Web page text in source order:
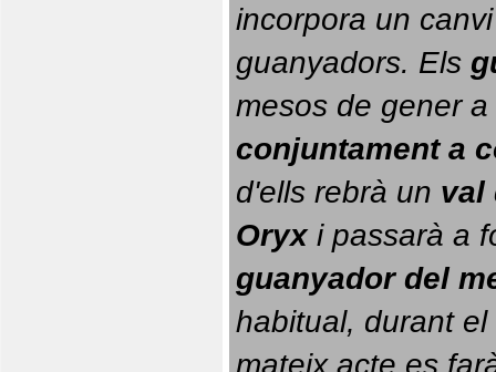
incorpora un
guanyadors. Els
conjuntament a
d'ells rebrà un val
Oryx i passarà a
guanyador del
habitual, durant el
mateix acte es